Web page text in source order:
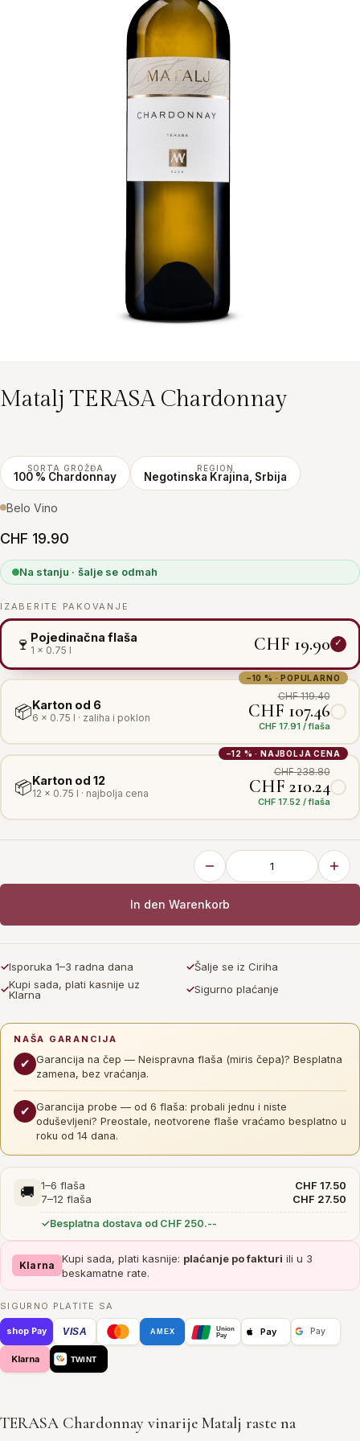
Matalj TERASA Chardonnay
SORTA GROŽĐA
100 % Chardonnay
REGION
Negotinska Krajina, Srbija
Belo Vino
CHF 19.90
Na stanju · šalje se odmah
IZABERITE PAKOVANJE
🍷 Pojedinačna flaša
1 × 0.75 l CHF 19.90
−10 % · POPULARNO
📦Karton od 6
6 × 0.75 l · zaliha i poklon
CHF 119.40
CHF 107.46
CHF 17.91 / flaša
−12 % · NAJBOLJA CENA
📦Karton od 12
12 × 0.75 l · najbolja cena
CHF 238.80
CHF 210.24
CHF 17.52 / flaša
In den Warenkorb
✓Isporuka 1–3 radna dana ✓Šalje se iz Ciriha
✓Kupi sada, plati kasnije uz
Klarna
✓Sigurno plaćanje
NAŠA GARANCIJA
✔ Garancija na čep — Neispravna flaša (miris čepa)? Besplatna
zamena, bez vraćanja.
✔ Garancija probe — od 6 flaša: probali jednu i niste
oduševljeni? Preostale, neotvorene flaše vraćamo besplatno u
roku od 14 dana.
🚚 1–6 flaša
CHF 17.50
7–12 flaša
CHF 27.50
Besplatna dostava od CHF 250.--
Klarna
Kupi sada, plati kasnije: plaćanje po fakturi ili u 3
beskamatne rate.
SIGURNO PLATITE SA
shop Pay VISA AMEX
Union
Pay
Pay Pay
Klarna TWINT
TERASA Chardonnay vinarije Matalj raste na